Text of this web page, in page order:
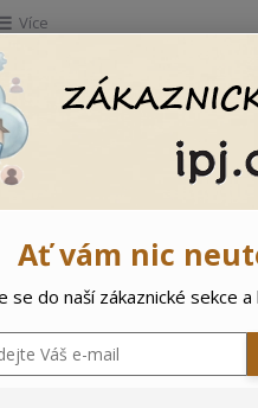
Více
Ostatní
Ať vám nic
se do naší zákaznické sekce